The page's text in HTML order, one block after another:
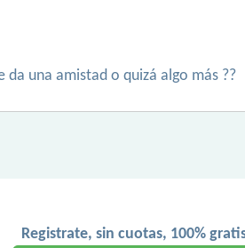
una amistad o quizá algo más ??
Registrate, sin cuotas, 100%